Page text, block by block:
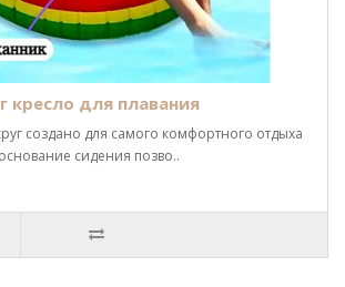
кресло для плавания
создано для самого комфортного отдыха
сидения позво..